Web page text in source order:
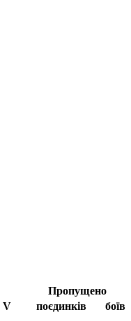
Пропущено
V поєдинків боїв